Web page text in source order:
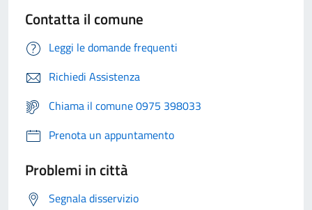
Contatta il comune
Leggi le domande frequenti
Richiedi Assistenza
Chiama il comune 0975 398033
Prenota un appuntamento
Problemi in città
Segnala disservizio